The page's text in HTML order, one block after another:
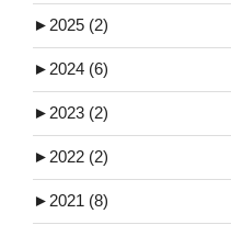
► 2025 (2)
► 2024 (6)
► 2023 (2)
► 2022 (2)
► 2021 (8)